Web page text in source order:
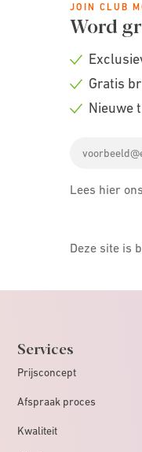
JOIN CLUB
Word
Check
Check
Gratis
Nieuwe
address
Lees hier ons
Deze site is
Services
Prijsconcept
Afspraak proces
Kwaliteit